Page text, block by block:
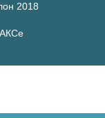
2018